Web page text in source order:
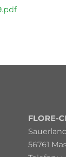
FLORE-
56761